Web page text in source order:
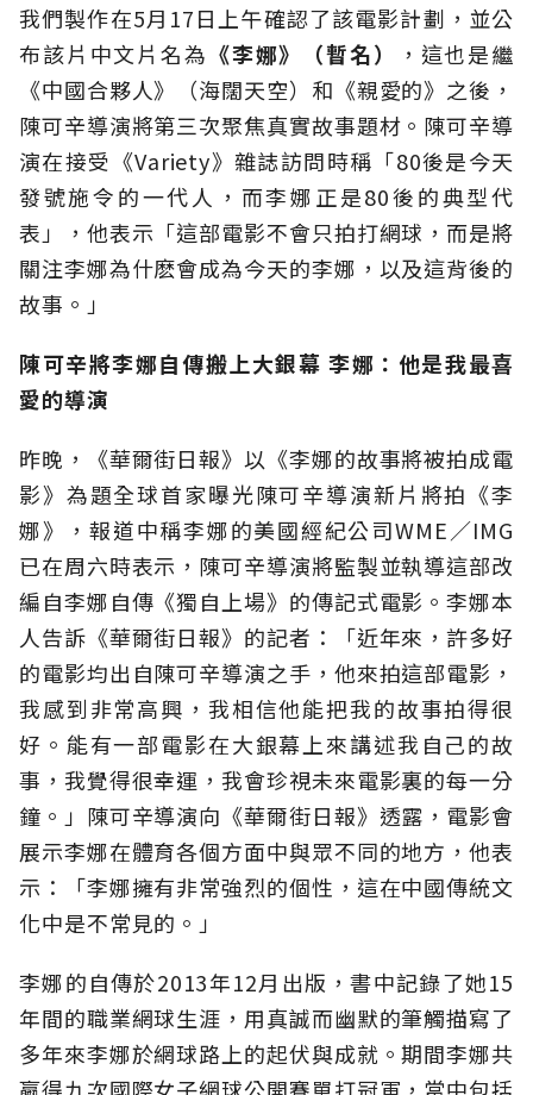
我們製作在5月17日上午確認了該電影計劃，並公
布該片中文片名為 《李娜》（暫名）
，這也是繼
《中國合夥人》（海闊天空）和《親愛的》之後，
陳可辛導演將第三次聚焦真實故事題材。陳可辛導
演在接受《Variety》雜誌訪問時稱「80後是今天
發號施令的一代人，而李娜正是80後的典型代
表」，他表示「這部電影不會只拍打網球，而是將
關注李娜為什麽會成為今天的李娜，以及這背後的
故事。」
陳可辛將李娜自傳搬上大銀幕 李娜：他是我最喜
愛的導演
昨晚，《華爾街日報》以《李娜的故事將被拍成電
影》為題全球首家曝光陳可辛導演新片將拍《李
娜》，報道中稱李娜的美國經紀公司WME／IMG
已在周六時表示，陳可辛導演將監製並執導這部改
編自李娜自傳《獨自上場》的傳記式電影。李娜本
人告訴《華爾街日報》的記者：「近年來，許多好
的電影均出自陳可辛導演之手，他來拍這部電影，
我感到非常高興，我相信他能把我的故事拍得很
好。能有一部電影在大銀幕上來講述我自己的故
事，我覺得很幸運，我會珍視未來電影裏的每一分
鐘。」陳可辛導演向《華爾街日報》透露，電影會
展示李娜在體育各個方面中與眾不同的地方，他表
示：「李娜擁有非常強烈的個性，這在中國傳統文
化中是不常見的。」
李娜的自傳於2013年12月出版，書中記錄了她15
年間的職業網球生涯，用真誠而幽默的筆觸描寫了
多年來李娜於網球路上的起伏與成就。期間李娜共